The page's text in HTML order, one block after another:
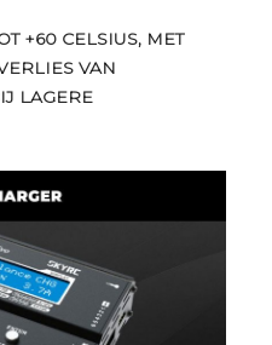
+60 CELSIUS, MET
VAN
LAGERE